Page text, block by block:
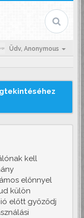
Üdv, Anonymous
kell
előnnyel
külön
előtt győződj